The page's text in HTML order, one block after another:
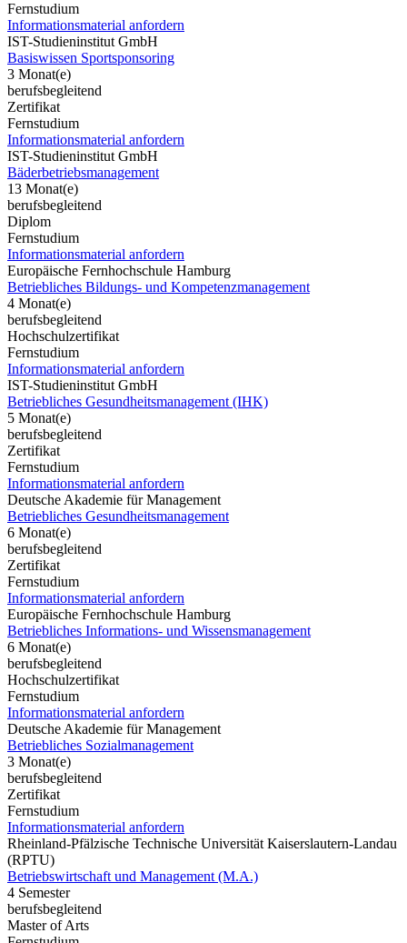
Fernstudium
Informationsmaterial anfordern
IST-Studieninstitut GmbH
Basiswissen Sportsponsoring
3 Monat(e)
berufsbegleitend
Zertifikat
Fernstudium
Informationsmaterial anfordern
IST-Studieninstitut GmbH
Bäderbetriebsmanagement
13 Monat(e)
berufsbegleitend
Diplom
Fernstudium
Informationsmaterial anfordern
Europäische Fernhochschule Hamburg
Betriebliches Bildungs- und Kompetenzmanagement
4 Monat(e)
berufsbegleitend
Hochschulzertifikat
Fernstudium
Informationsmaterial anfordern
IST-Studieninstitut GmbH
Betriebliches Gesundheitsmanagement (IHK)
5 Monat(e)
berufsbegleitend
Zertifikat
Fernstudium
Informationsmaterial anfordern
Deutsche Akademie für Management
Betriebliches Gesundheitsmanagement
6 Monat(e)
berufsbegleitend
Zertifikat
Fernstudium
Informationsmaterial anfordern
Europäische Fernhochschule Hamburg
Betriebliches Informations- und Wissensmanagement
6 Monat(e)
berufsbegleitend
Hochschulzertifikat
Fernstudium
Informationsmaterial anfordern
Deutsche Akademie für Management
Betriebliches Sozialmanagement
3 Monat(e)
berufsbegleitend
Zertifikat
Fernstudium
Informationsmaterial anfordern
Rheinland-Pfälzische Technische Universität Kaiserslautern-Landau
(RPTU)
Betriebswirtschaft und Management (M.A.)
4 Semester
berufsbegleitend
Master of Arts